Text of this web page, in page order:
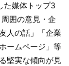
た媒体トップ3
囲の意見・企
人の話」「企業
ームページ」等
堅実な傾向が見